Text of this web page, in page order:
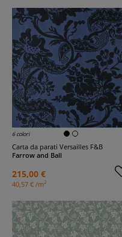
6 colori
Carta da parati Versailles F&B
Farrow and Ball
215,00 €
40,57 € /m2